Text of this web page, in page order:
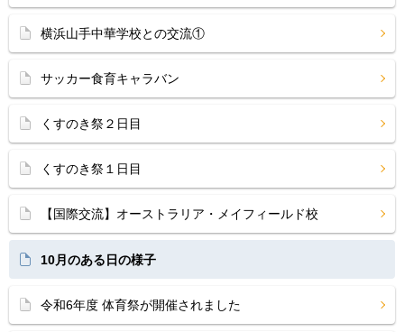
横浜山手中華学校との交流①
サッカー食育キャラバン
くすのき祭２日目
くすのき祭１日目
【国際交流】オーストラリア・メイフィールド校
10月のある日の様子
令和6年度 体育祭が開催されました